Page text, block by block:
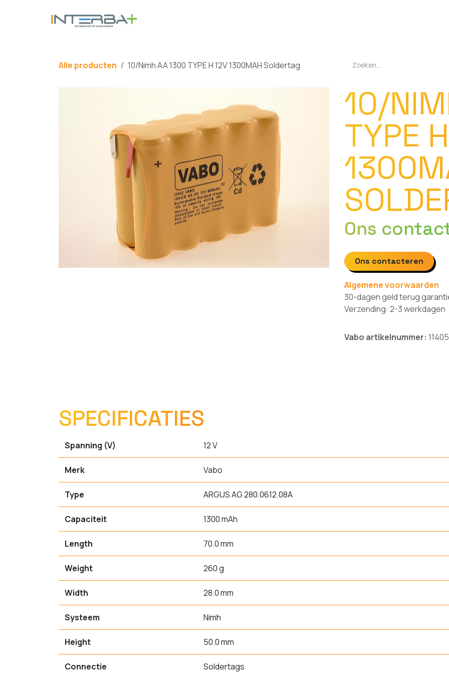
Alle producten 10/Nimh AA 1300 TYPE H 12V 1300MAH Soldertag
10/
TYPE
Ons
Ons contacteren
Algemene voorwaarden
30-dagen geld terug
Verzending: 2-3 werkdagen
Vabo artikelnummer: 11405
SPECIFICATIES
Spanning (V) 12 V
Merk Vabo
Type ARGUS AG 280.0612.08A
Capaciteit 1300 mAh
Length 70.0 mm
Weight 260 g
Width 28.0 mm
Systeem Nimh
Height 50.0 mm
Connectie Soldertags